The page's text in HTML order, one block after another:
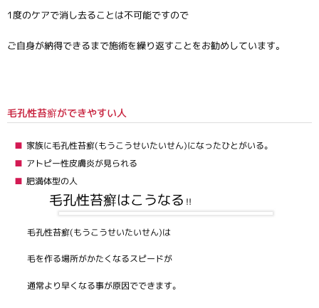
1度のケアで消し去ることは不可能ですので
ご自身が納得できるまで施術を繰り返すことをお勧めしています。
毛孔性苔癬ができやすい人
家族に毛孔性苔癬(もうこうせいたいせん)になったひとがいる。
アトピー性皮膚炎が見られる
肥満体型の人
毛孔性苔癬はこうなる ‼
毛孔性苔癬(もうこうせいたいせん)は
毛を作る場所がかたくなるスピードが
通常より早くなる事が原因でできます。